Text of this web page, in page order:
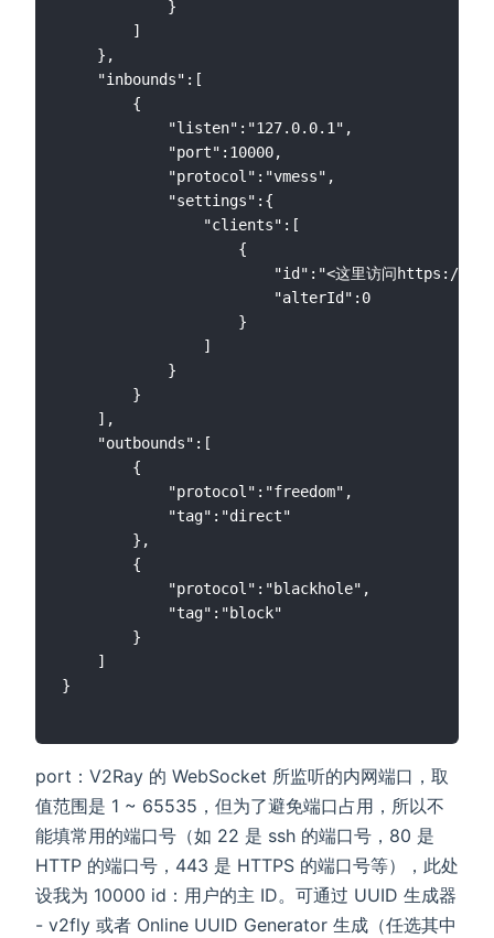
            }
        ]
    },
    "inbounds":[
        {
            "listen":"127.0.0.1",
            "port":10000,
            "protocol":"vmess",
            "settings":{
                "clients":[
                    {
"id":"<这里访问https://
                        "alterId":0
                    }
                ]
            }
        }
    ],
    "outbounds":[
        {
            "protocol":"freedom",
            "tag":"direct"
        },
        {
            "protocol":"blackhole",
            "tag":"block"
        }
    ]
}
port：V2Ray 的 WebSocket 所监听的内网端口，取
值范围是 1 ~ 65535，但为了避免端口占用，所以不
能填常用的端口号（如 22 是 ssh 的端口号，80 是
HTTP 的端口号，443 是 HTTPS 的端口号等），此处
设我为 10000 id：用户的主 ID。可通过 UUID 生成器
- v2fly 或者 Online UUID Generator 生成（任选其中